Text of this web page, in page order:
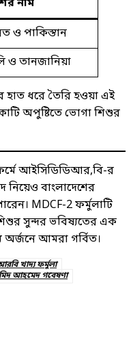
নাম
ও পাকিস্তান
ও তানজানিয়া
হাত ধরে তৈরি হওয়া এই
অপুষ্টিতে ভোগা শিশুর
আইসিডিডিআর,বি-র
নিয়েও বাংলাদেশের
MDCF-2 ফর্মুলাটি
সুন্দর ভবিষ্যতের এক
আমরা গর্বিত।
খাদ্য ফর্মুলা
আহমেদ গবেষণা